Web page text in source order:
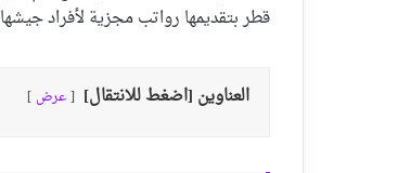
قطر بتقديمها رواتب مجزية لأفراد
العناوين [اضغط للانتقال] عرض